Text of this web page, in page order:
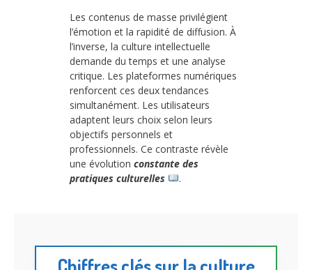
Les contenus de masse privilégient
l’émotion et la rapidité de diffusion. À
l’inverse, la culture intellectuelle
demande du temps et une analyse
critique. Les plateformes numériques
renforcent ces deux tendances
simultanément. Les utilisateurs
adaptent leurs choix selon leurs
objectifs personnels et
professionnels. Ce contraste révèle
une évolution constante des
pratiques culturelles
.